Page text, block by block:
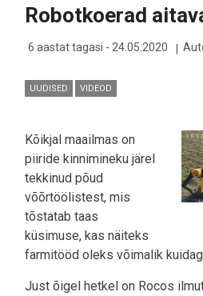
BRÄNDISAADIKUKS
Robotkoerad
6 aastat tagasi - 24.05.2020
UUDISED VIDEOD
Kõikjal maailmas on
piiride kinnimineku järel
tekkinud põud
võõrtöölistest, mis
tõstatab taas
küsimuse, kas näiteks
farmitööd oleks võimalik
Just õigel hetkel on Rocos